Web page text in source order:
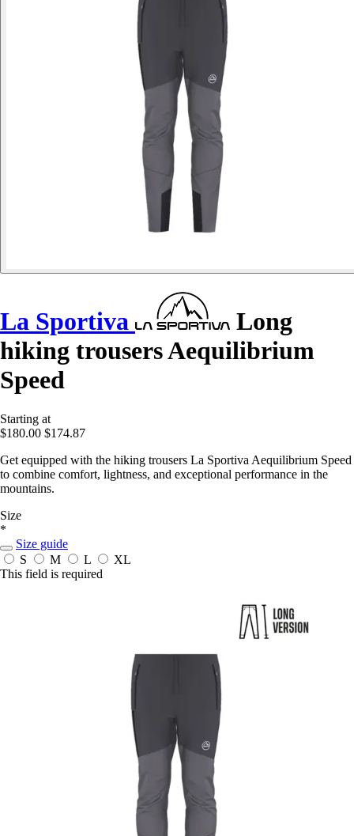
La Sportiva
Long
hiking trousers Aequilibrium
Speed
Starting at
$180.00 $174.87
Get equipped with the hiking trousers La Sportiva Aequilibrium Speed
to combine comfort, lightness, and exceptional performance in the
mountains.
Size
*
Size guide
S
M L
XL
This field is required